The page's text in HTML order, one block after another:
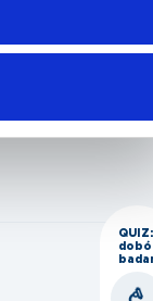
QUIZ: